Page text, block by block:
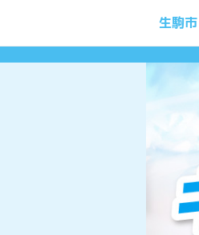
生駒市